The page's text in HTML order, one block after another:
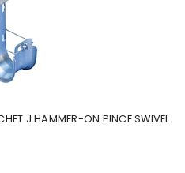
J HAMMER-ON PINCE SWIVEL